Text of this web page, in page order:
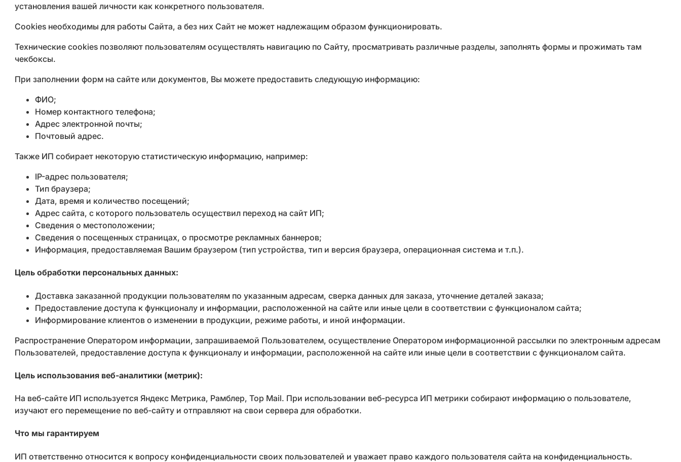
установления вашей личности как конкретного пользователя.
Cookies необходимы для работы Сайта, а без них Сайт не может надлежащим образом функционировать.
Технические cookies позволяют пользователям осуществлять навигацию по Сайту, просматривать различные разделы, заполнять формы и прожимать там
чекбоксы.
При заполнении форм на сайте или документов, Вы можете предоставить следующую информацию:
ФИО;
Номер контактного телефона;
Адрес электронной почты;
Почтовый адрес.
Также ИП собирает некоторую статистическую информацию, например:
IP-адрес пользователя;
Тип браузера;
Дата, время и количество посещений;
Адрес сайта, с которого пользователь осуществил переход на сайт ИП;
Сведения о местоположении;
Сведения о посещенных страницах, о просмотре рекламных баннеров;
Информация, предоставляемая Вашим браузером (тип устройства, тип и версия браузера, операционная система и т.п.).
Цель обработки персональных данных:
Доставка заказанной продукции пользователям по указанным адресам, сверка данных для заказа, уточнение деталей заказа;
Предоставление доступа к функционалу и информации, расположенной на сайте или иные цели в соответствии с функционалом сайта;
Информирование клиентов о изменении в продукции, режиме работы, и иной информации.
Распространение Оператором информации, запрашиваемой Пользователем, осуществление Оператором информационной рассылки по электронным адресам
Пользователей, предоставление доступа к функционалу и информации, расположенной на сайте или иные цели в соответствии с функционалом сайта.
Цель использования веб-аналитики (метрик):
На веб-сайте ИП используется Яндекс Метрика, Рамблер, Top Mail. При использовании веб-ресурса ИП метрики собирают информацию о пользователе,
изучают его перемещение по веб-сайту и отправляют на свои сервера для обработки.
Что мы гарантируем
ИП ответственно относится к вопросу конфиденциальности своих пользователей и уважает право каждого пользователя сайта на конфиденциальность.